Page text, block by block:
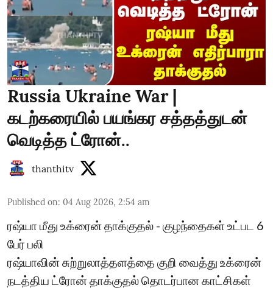
Russia Ukraine War |
கடற்கரையில் பயங்கர சத்தத்துடன்
வெடித்த ட்ரோன்..
thanthitv
Published on: 04 Aug 2026, 2:54 am
ரஷ்யா மீது உக்ரைன் தாக்குதல் - குழந்தைகள் உட்பட 6
பேர் பலி
ரஷ்யாவின் சுற்றுலாத்தளத்தை குறி வைத்து உக்ரைன்
நடத்திய ட்ரோன் தாக்குதல் தொடர்பான காட்சிகள்